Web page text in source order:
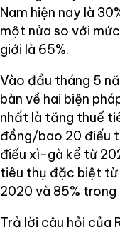
Nam hiện nay là
một nửa so với
giới là 65%.
Vào đầu tháng 5
bàn về hai biện
nhất là tăng thuế
đồng/bao 20 điếu
điếu xì-gà kể từ
tiêu thụ đặc biệt từ
2020 và 85% trong
Trả lời câu hỏi của